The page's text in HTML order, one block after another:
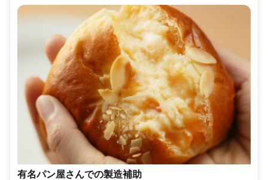
有名パン屋さんでの製造補助